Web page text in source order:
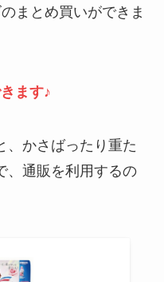
まとめ買いができま
ます♪
、かさばったり重た
、通販を利用するの